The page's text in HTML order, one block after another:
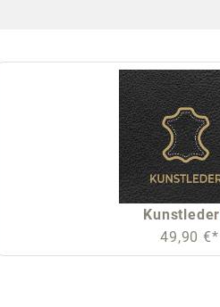
Kunstleder
49,90 €*